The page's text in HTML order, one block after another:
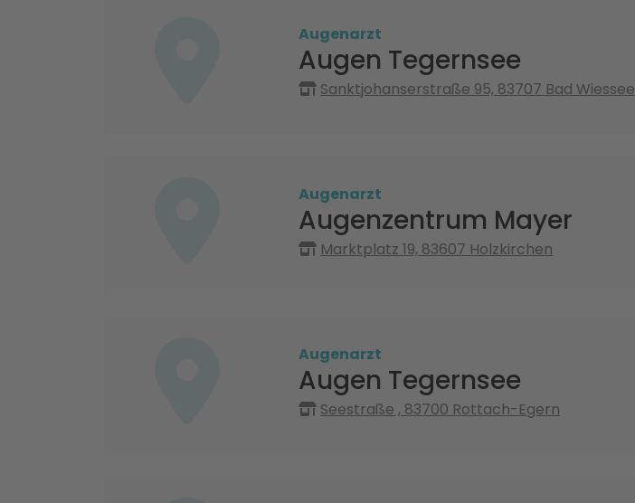
Augenarzt
Augen Tegernsee
Sanktjohanserstraße 95, 83707 Bad Wiessee
Augenarzt
Augenzentrum Mayer
Marktplatz 19, 83607 Holzkirchen
Augenarzt
Augen Tegernsee
Seestraße , 83700 Rottach-Egern